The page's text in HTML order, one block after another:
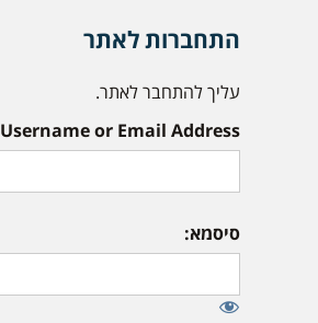
התחברות לאתר
עליך להתחבר לאתר.
Username or Email Address:
סיסמא: